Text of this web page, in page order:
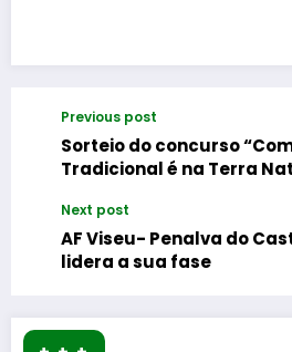
Previous post
Sorteio do concurso
Tradicional é na Terra
Next post
AF Viseu- Penalva do
lidera a sua fase